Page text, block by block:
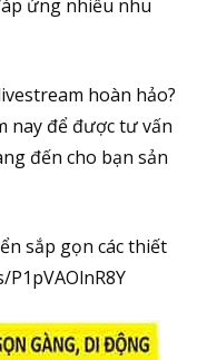
ứng nhiều nhu
hoàn hảo?
nay để được tư vấn
đến cho bạn sản
sắp gọn các thiết